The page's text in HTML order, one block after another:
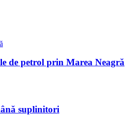
de petrol prin Marea Neagră
suplinitori